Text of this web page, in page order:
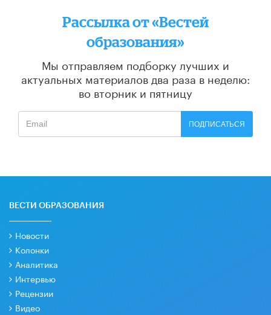
Рассылка от «Вестей
образования»
Мы отправляем подборку лучших и
актуальных материалов два раза в неделю:
во вторник и пятницу
ПОДПИСАТЬСЯ
ВЕСТИ ОБРАЗОВАНИЯ
Новости
Колонки
Аналитика
Интервью
Рецензии
Видео